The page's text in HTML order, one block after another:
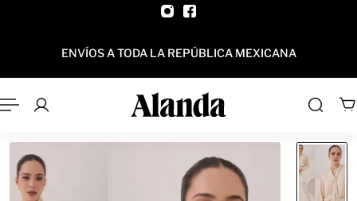
ENVÍOS A TODA LA REPÚBLICA MEXICANA